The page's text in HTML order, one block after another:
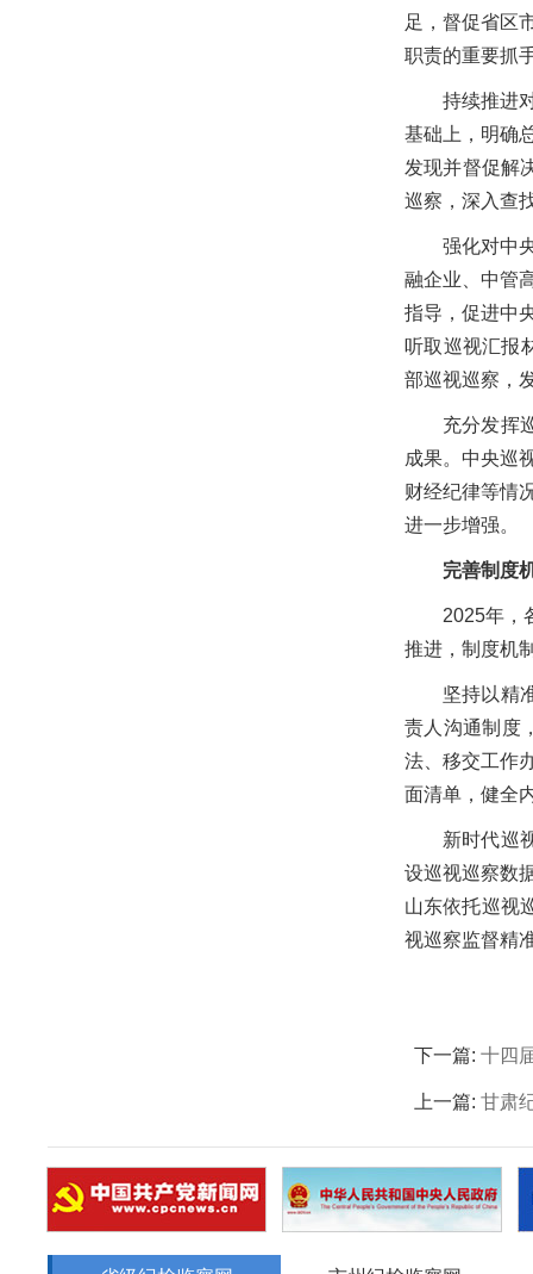
足，督促省区
职责的重要抓
持续推进
基础上，明确
发现并督促解
巡察，深入查
强化对中
融企业、中管
指导，促进中
听取巡视汇报
部巡视巡察，
充分发挥
成果。中央巡
财经纪律等情
进一步增强。
完善制度
2025年，
推进，制度机
坚持以精
责人沟通制度
法、移交工作
面清单，健全
新时代巡
设巡视巡察数
山东依托巡视
视巡察监督精
下一篇: 十四
上一篇: 甘肃